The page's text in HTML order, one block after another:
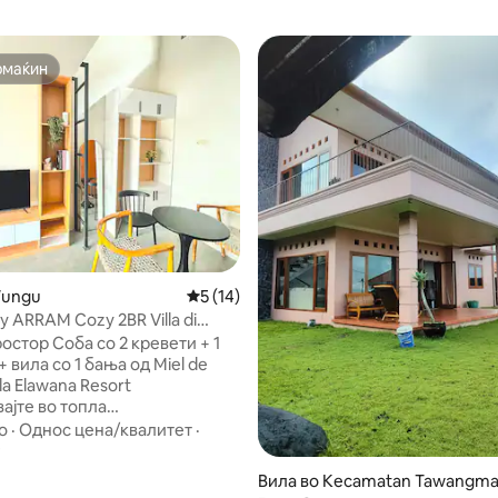
5, 6 рецензии Просечна оцена: 5 од 5, 14 рецензии
5 (14)
ARRAM Cozy 2BR Villa di
2 кревети + 1
вила со 1 бања од Miel de
Elawana Resort
во топла
вила со мезанин под
Villa Elawana Resort,
· Однос цена/квалитет ·
Вила во Kecamatan